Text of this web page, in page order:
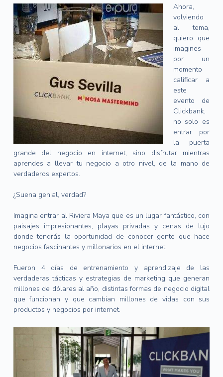
Ahora,
volviendo
al tema,
quiero que
imagines
por un
momento
calificar a
este
evento de
Clickbank,
no solo es
entrar por
la puerta
grande del negocio en internet, sino disfrutar mientras
aprendes a llevar tu negocio a otro nivel, de la mano de
verdaderos expertos.
¿Suena genial, verdad?
Imagina entrar al Riviera Maya que es un lugar fantástico, con
paisajes impresionantes, playas privadas y cenas de lujo
donde tendrás la oportunidad de conocer gente que hace
negocios fascinantes y millonarios en el internet.
Fueron 4 días de entrenamiento y aprendizaje de las
verdaderas tácticas y estrategias de marketing que generan
millones de dólares al año, distintas formas de negocio digital
que funcionan y que cambian millones de vidas con sus
productos y negocios por internet.